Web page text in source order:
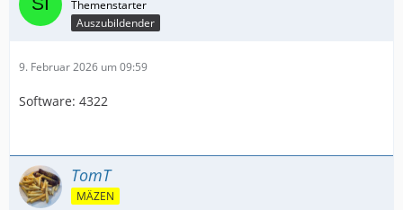
Auszubildender
9. Februar 2026 um 09:59
Software: 4322
TomT
MÄZEN